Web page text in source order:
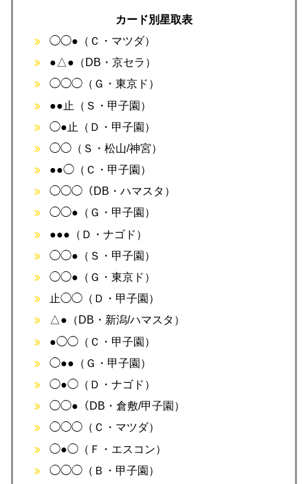
カード別星取表
◯◯●（Ｃ・マツダ）
●△●（DB・京セラ）
◯◯◯（Ｇ・東京ド）
●●止（Ｓ・甲子園）
◯●止（Ｄ・甲子園）
◯◯（Ｓ・松山/神宮）
●●◯（Ｃ・甲子園）
◯◯◯（DB・ハマスタ）
◯◯●（Ｇ・甲子園）
●●●（Ｄ・ナゴド）
◯◯●（Ｓ・甲子園）
◯◯●（Ｇ・東京ド）
止◯◯（Ｄ・甲子園）
△●（DB・新潟/ハマスタ）
●◯◯（Ｃ・甲子園）
◯●●（Ｇ・甲子園）
◯●◯（Ｄ・ナゴド）
◯◯●（DB・倉敷/甲子園）
◯◯◯（Ｃ・マツダ）
◯●◯（Ｆ・エスコン）
◯◯◯（Ｂ・甲子園）